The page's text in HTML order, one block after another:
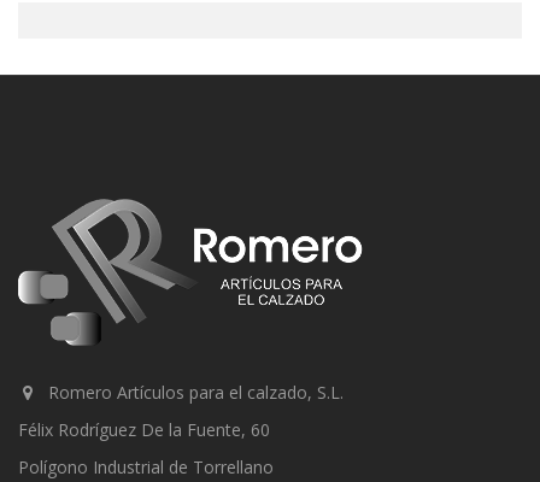
Romero Artículos para el calzado, S.L.
Félix Rodríguez De la Fuente, 60
Polígono Industrial de Torrellano